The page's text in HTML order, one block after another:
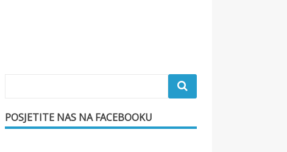
POSJETITE NAS NA FACEBOOKU